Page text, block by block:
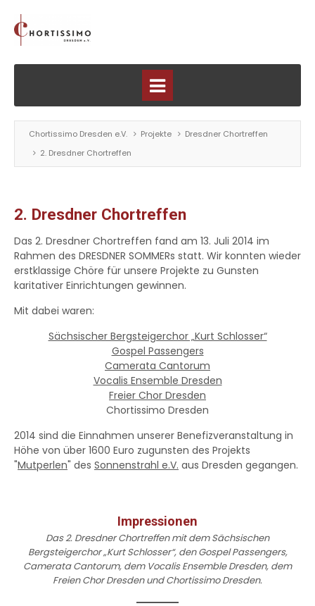
Chortissimo Dresden e.V. Projekte
Dresdner Chortreffen
2. Dresdner Chortreffen
2. Dresdner Chortreffen
Das 2. Dresdner Chortreffen fand am 13. Juli 2014 im
Rahmen des DRESDNER SOMMERs statt. Wir konnten wieder
erstklassige Chöre für unsere Projekte zu Gunsten
karitativer Einrichtungen gewinnen.
Mit dabei waren:
Sächsischer Bergsteigerchor „Kurt Schlosser“
Gospel Passengers
Camerata Cantorum
Vocalis Ensemble Dresden
Freier Chor Dresden
Chortissimo Dresden
2014 sind die Einnahmen unserer Benefizveranstaltung in
Höhe von über 1600 Euro zugunsten des Projekts
"Mutperlen" des Sonnenstrahl e.V. aus Dresden gegangen.
Impressionen
Das 2. Dresdner Chortreffen mit dem Sächsischen
Bergsteigerchor „Kurt Schlosser“, den Gospel Passengers,
Camerata Cantorum, dem Vocalis Ensemble Dresden, dem
Freien Chor Dresden und Chortissimo Dresden.